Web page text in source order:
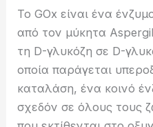
Το GOx είναι ένα
από τον μύκητα
τη D-γλυκόζη σε D-
οποία παράγεται
καταλάση, ένα κοινό
σχεδόν σε όλους τους